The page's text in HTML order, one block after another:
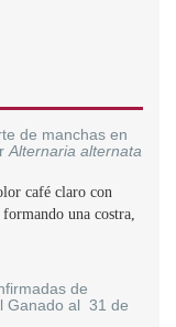
de manchas en
Alternaria alternata
café claro con
una costra,
de
Ganado al 31 de